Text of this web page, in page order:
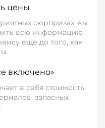
цены
сюрпризах: вы
всю информацию
еще до того, как
включено»
в себя стоимость
запасных